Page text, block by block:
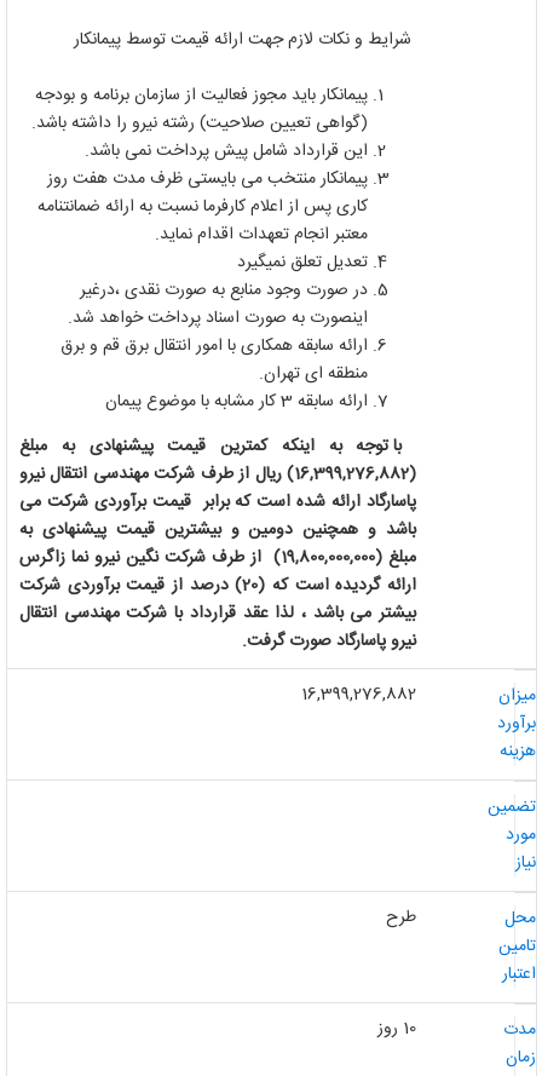
شرایط و نکات لازم جهت ارائه قیمت توسط پیمانکار
پیمانکار باید مجوز فعالیت از سازمان برنامه و بودجه
(گواهی تعیین صلاحیت) رشته نیرو را داشته باشد.
این قرارداد شامل پیش پرداخت نمی باشد.
پیمانکار منتخب می بایستی ظرف مدت هفت روز
کاری پس از اعلام کارفرما نسبت به ارائه ضمانتنامه
معتبر انجام تعهدات اقدام نماید.
تعدیل تعلق نمیگیرد
در صورت وجود منابع به صورت نقدی ،درغیر
اینصورت به صورت اسناد پرداخت خواهد شد.
ارائه سابقه همکاری با امور انتقال برق قم و برق
منطقه ای تهران.
ارائه سابقه 3 کار مشابه با موضوع پیمان
با توجه به اینکه کمترین قیمت پیشنهادی به مبلغ
16,399,276,882) ریال از طرف شرکتمهندسی انتقال نیرو
پاسارگاد ارائه شده است که برابر قیمت برآوردی شرکت می
باشد و همچنیندومینو بیشترین قیمت پیشنهادی به
مبلغ(19,800,000,000
(از طرف شرکت
نگین نیرو نما زاگرس
ارائه گردیده است که (20) درصد از قیمت برآوردی شرکت
بیشتر می باشد ، لذا عقد قرارداد با شرکتمهندسی انتقال
نیرو پاسارگاد صورت گرفت.
16,399,276,882
طرح
10 روز